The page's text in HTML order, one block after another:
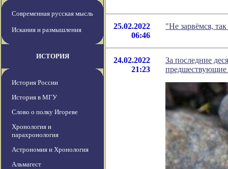
Современная русская мысль
Искания и размышления
ИСТОРИЯ
История России
История в МГУ
Слово о полку Игореве
Хронология и
парахронология
Астрономия и Хронология
Альмагест
25.02.2022
06:46
"Не зарвёмся,
24.02.2022
21:23
За последние
предшествующие